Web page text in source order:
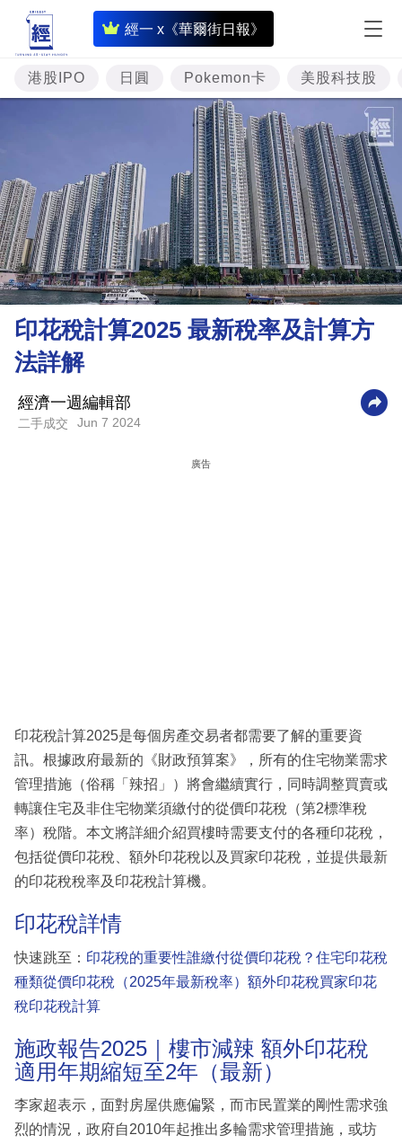
經一 x《華爾街日報》
即
時
財
經
投
資
樓
市
理
財
業
科
閱
港股IPO 日圓 Pokemon卡 美股科技股
印花稅計算2025 最新稅率及計算方
法詳解
經濟一週編輯部
二手成交 Jun 7 2024
廣告
印花稅計算2025是每個房產交易者都需要了解的重要資
訊。根據政府最新的《財政預算案》，所有的住宅物業需求
管理措施（俗稱「辣招」）將會繼續實行，同時調整買賣或
轉讓住宅及非住宅物業須繳付的從價印花稅（第2標準稅
率）稅階。本文將詳細介紹買樓時需要支付的各種印花稅，
包括從價印花稅、額外印花稅以及買家印花稅，並提供最新
的印花稅稅率及印花稅計算機。
印花稅詳情
快速跳至： 印花稅的重要性誰繳付從價印花稅？ 住宅印花稅
種類從價印花稅（2025年最新稅率） 額外印花稅買家印花
稅印花稅計算
施政報告2025｜樓市減辣 額外印花稅
適用年期縮短至2年（最新）
李家超表示，面對房屋供應偏緊，而市民置業的剛性需求強
烈的情況，政府自2010年起推出多輪需求管理措施，或坊